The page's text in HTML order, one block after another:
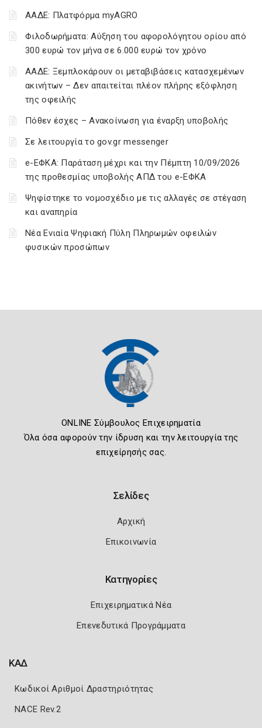
ΑΑΔΕ: Πλατφόρμα myAGRO
Φιλοδωρήματα: Αύξηση του αφορολόγητου ορίου από
300 ευρώ τον μήνα σε 6.000 ευρώ τον χρόνο
ΑΑΔΕ: Ξεμπλοκάρουν οι μεταβιβάσεις κατασχεμένων
ακινήτων – Δεν απαιτείται πλέον πλήρης εξόφληση
της οφειλής
Πόθεν έσχες – Ανακοίνωση για έναρξη υποβολής
Σε λειτουργία το gov.gr messenger
e-ΕΦΚΑ: Παράταση μέχρι και την Πέμπτη 10/09/2026
της προθεσμίας υποβολής ΑΠΔ του e-ΕΦΚΑ
Ψηφίστηκε το νομοσχέδιο με τις αλλαγές σε στέγαση
και αναπηρία
Νέα Ενιαία Ψηφιακή Πύλη Πληρωμών οφειλών
φυσικών προσώπων
ONLINE Σύμβουλος Επιχειρηματία
Όλα όσα αφορούν την ίδρυση και την λειτουργία της
επιχείρησής σας.
Σελίδες
Αρχική
Επικοινωνία
Κατηγορίες
Επιχειρηματικά Νέα
Επενεδυτικά Προγράμματα
ΚΑΔ
Κωδικοί Αριθμοί Δραστηριότητας
NACE Rev.2